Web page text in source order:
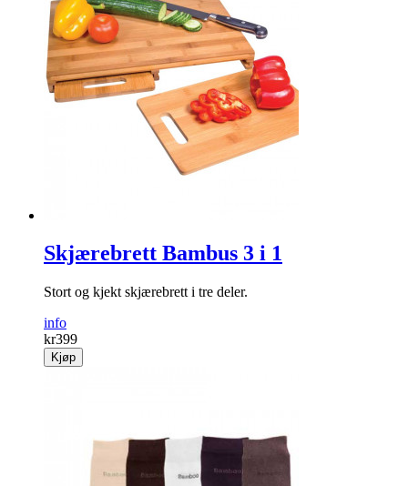
Skjærebrett Bambus 3 i 1
Stort og kjekt skjærebrett i tre deler.
info
kr399
Kjøp